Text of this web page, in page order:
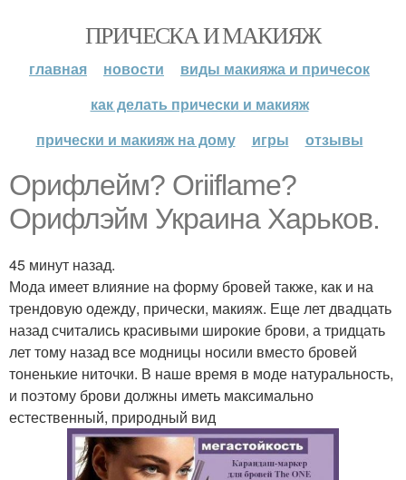
ПРИЧЕСКА И МАКИЯЖ
главная новости
виды макияжа и причесок
как делать прически и макияж
прически и макияж на дому
игры отзывы
Орифлейм? Oriiflame?
Орифлэйм Украина Харьков.
45 минут назад.
Мода имеет влияние на форму бровей также, как и на
трендовую одежду, прически, макияж. Еще лет двадцать
назад считались красивыми широкие брови, а тридцать
лет тому назад все модницы носили вместо бровей
тоненькие ниточки. В наше время в моде натуральность,
и поэтому брови должны иметь максимально
естественный, природный вид